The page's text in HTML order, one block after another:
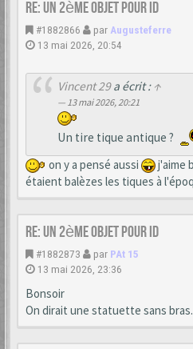
Re: Un 2ème objet pour ID
#1882866 par Augusteferre
13 mai 2026, 20:54
Vincent 29a écrit : ↑
13 mai 2026, 20:21
Un tire tique antique ?
on y a pensé aussi
j'aime
étaient balèzes les tiques à
Re: Un 2ème objet pour ID
#1882873 par PAt 15
13 mai 2026, 23:36
Bonsoir
On dirait une statuette sans bras.